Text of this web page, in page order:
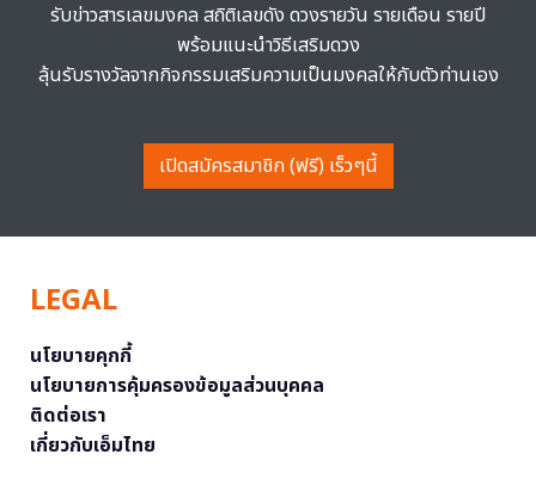
รับข่าวสารเลขมงคล สถิติเลขดัง ดวงรายวัน รายเดือน รายปี
พร้อมแนะนำวิธีเสริมดวง
ลุ้นรับรางวัลจากกิจกรรมเสริมความเป็นมงคลให้กับตัวท่านเอง
เปิดสมัครสมาชิก (ฟรี) เร็วๆนี้
LEGAL
นโยบายคุกกี้
นโยบายการคุ้มครองข้อมูลส่วนบุคคล
ติดต่อเรา
เกี่ยวกับเอ็มไทย